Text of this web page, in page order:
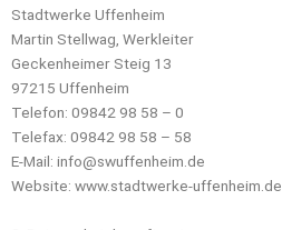
Stadtwerke Uffenheim
Martin Stellwag, Werkleiter
Geckenheimer Steig 13
97215 Uffenheim
Telefon: 09842 98 58 – 0
Telefax: 09842 98 58 – 58
E-Mail: info@swuffenheim.de
Website: www.stadtwerke-uffenheim.de